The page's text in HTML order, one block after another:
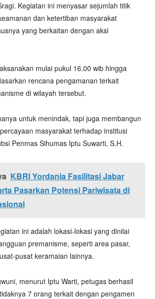
Kegiatan ini menyasar sejumlah titik
dan ketertiban masyarakat
yang berkaitan dengan aksi
mulai pukul 16.00 wib hingga
rencana pengamanan terkait
di wilayah tersebut.
untuk menindak, tapi juga membangun
masyarakat terhadap institusi
Penmas Sihumas Iptu Suwarti, S.H.
KBRI Yordania Fasilitasi Jabar
Pasarkan Potensi Pariwisata di
ini adalah lokasi-lokasi yang dinilai
premanisme, seperti area pasar,
pusat keramaian lainnya.
menurut Iptu Warti, petugas berhasil
7 orang terkait dengan pengamen